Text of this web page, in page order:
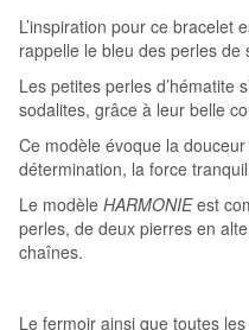
L’inspiration pour ce bracelet
rappelle le bleu des perles de
Les petites perles d’hématite
sodalites, grâce à leur belle
Ce modèle évoque la
détermination, la force
Le modèle HARMONIEest
perles, de deux pierres en
chaînes.
Le fermoir ainsi que toutes